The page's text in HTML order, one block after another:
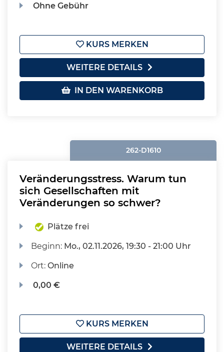
Ohne Gebühr
KURS MERKEN
WEITERE DETAILS
IN DEN WARENKORB
262-D1610
Veränderungsstress. Warum tun
sich Gesellschaften mit
Veränderungen so schwer?
Plätze frei
Beginn: Mo., 02.11.2026, 19:30 - 21:00 Uhr
Ort:Online
0,00 €
KURS MERKEN
WEITERE DETAILS